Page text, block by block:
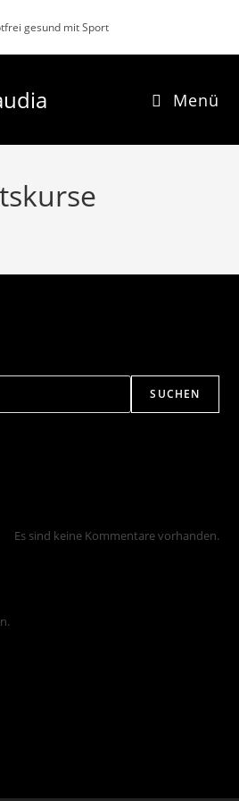
gesund mit Sport
Menü
SUCHEN
Es sind keine Kommentare vorhanden.